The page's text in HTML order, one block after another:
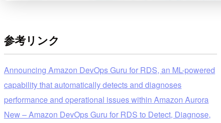
参考リンク
Announcing Amazon DevOps Guru for RDS, an ML-powered
capability that automatically detects and diagnoses
performance and operational issues within Amazon Aurora
New – Amazon DevOps Guru for RDS to Detect, Diagnose,